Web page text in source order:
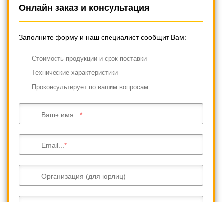
Онлайн заказ и консультация
Заполните форму и наш специалист сообщит Вам:
Cтоимость продукции и срок поставки
Технические характеристики
Проконсультирует по вашим вопросам
Ваше имя...
Email...
Организация (для юрлиц)